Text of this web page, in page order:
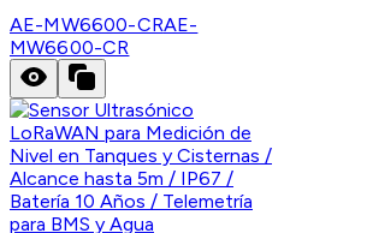
AE-MW6600-CRAE-
MW6600-CR